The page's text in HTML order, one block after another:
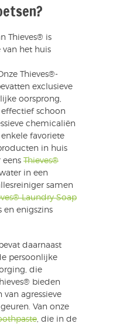
Thieves® is
het huis
Thieves®-
exclusieve
oorsprong,
schoon
chemicaliën
favoriete
in huis
eens Thieves®
in een
samen
Laundry Soap
en enigszins
daarnaast
persoonlijke
die
bieden
agressieve
Van onze
, die in de